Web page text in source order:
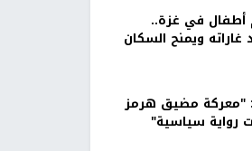
في غزة..
غاراته ويمنح السكان
"معركة مضيق هرمز
رواية سياسية"